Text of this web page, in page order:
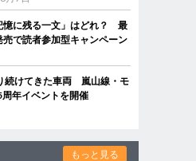
憶に残る一文」はどれ？ 最
で読者参加型キャンペーン
続けてきた車両 嵐山線・モ
年イベントを開催
もっと見る